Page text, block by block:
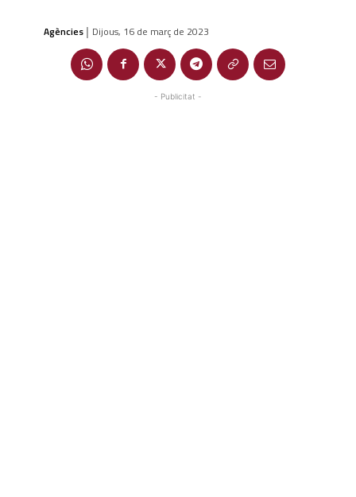
Agències | Dijous, 16 de març de 2023
- Publicitat -